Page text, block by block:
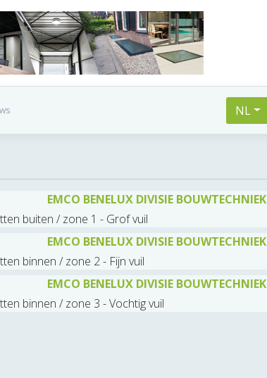
NL
EMCO BENELUX DIVISIE BOUWTECHNIEK
buiten / zone 1 - Grof vuil
EMCO BENELUX DIVISIE BOUWTECHNIEK
binnen / zone 2 - Fijn vuil
EMCO BENELUX DIVISIE BOUWTECHNIEK
binnen / zone 3 - Vochtig vuil